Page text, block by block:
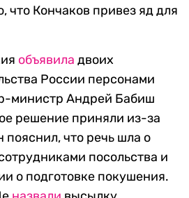
что Кончаков привез яд для
объявила двоих
России персонами
министр Андрей Бабиш
решение приняли из-за
что речь шла о
посольства и
о подготовке покушения.